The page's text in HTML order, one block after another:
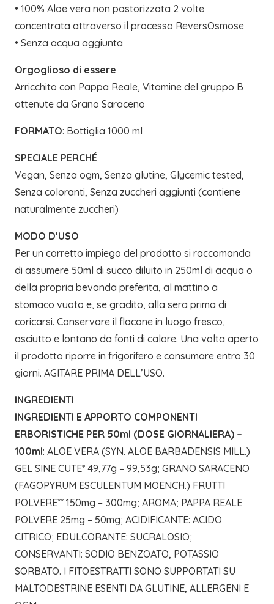
• 100% Aloe vera non pastorizzata 2 volte
concentrata attraverso il processo ReversOsmose
• Senza acqua aggiunta
Orgoglioso di essere
Arricchito con Pappa Reale, Vitamine del gruppo B
ottenute da Grano Saraceno
FORMATO: Bottiglia 1000 ml
SPECIALE PERCHÉ
Vegan, Senza ogm, Senza glutine, Glycemic tested,
Senza coloranti, Senza zuccheri aggiunti (contiene
naturalmente zuccheri)
MODO D’USO
Per un corretto impiego del prodotto si raccomanda
di assumere 50ml di succo diluito in 250ml di acqua o
della propria bevanda preferita, al mattino a
stomaco vuoto e, se gradito, alla sera prima di
coricarsi. Conservare il flacone in luogo fresco,
asciutto e lontano da fonti di calore. Una volta aperto
il prodotto riporre in frigorifero e consumare entro 30
giorni. AGITARE PRIMA DELL’USO.
INGREDIENTI
INGREDIENTI E APPORTO COMPONENTI
ERBORISTICHE PER 50ml (DOSE GIORNALIERA) –
100ml: ALOE VERA (SYN. ALOE BARBADENSIS MILL.)
GEL SINE CUTE* 49,77g – 99,53g; GRANO SARACENO
(FAGOPYRUM ESCULENTUM MOENCH.) FRUTTI
POLVERE** 150mg – 300mg; AROMA; PAPPA REALE
POLVERE 25mg – 50mg; ACIDIFICANTE: ACIDO
CITRICO; EDULCORANTE: SUCRALOSIO;
CONSERVANTI: SODIO BENZOATO, POTASSIO
SORBATO. I FITOESTRATTI SONO SUPPORTATI SU
MALTODESTRINE ESENTI DA GLUTINE, ALLERGENI E